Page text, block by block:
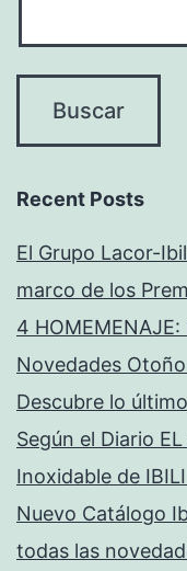
Recent Posts
El Grupo Lacor-
marco de los
4
Novedades
Descubre lo
Según el Diario
Inoxidable de
Nuevo Catálogo
todas las